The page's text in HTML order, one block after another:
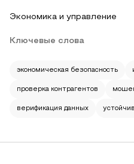
Экономика и управление
Ключевые слова
экономическая безопасность
проверка контрагентов
верификация данных